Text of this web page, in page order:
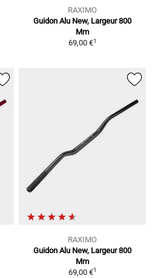
RAXIMO
Guidon Alu New, Largeur 800
Mm
69,00 €1
RAXIMO
Guidon Alu New, Largeur 800
Mm
69,00 €1